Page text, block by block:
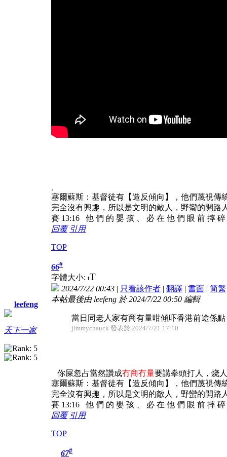
.
塞爾蘇斯：基督徒有【造反傾向】，他們蔑視傳
完全沒有興趣，所以是文明的敵人，野蠻的開路
賽 13:16 他 們 的 嬰 孩 、 必 在 他 們 眼 前 摔
回覆 引用
TOP
leefeng
天下一家
66#
字體大小: tT
2024/7/22 00:43 | 只看該作者 | 翻譯 | 書面 | 简繁
本帖最後由 leefeng 於 2024/7/22 00:50 編輯
當日同老人家有商有量咁傾吓香港前途係
jimmychauck 發表於 2024/7/21 17:10
你屎忽占當然讚成冇商冇量要講拳頭打人，烧
塞爾蘇斯：基督徒有【造反傾向】，他們蔑視傳
完全沒有興趣，所以是文明的敵人，野蠻的開路
賽 13:16 他 們 的 嬰 孩 、 必 在 他 們 眼 前 摔
回覆 引用
TOP
67#